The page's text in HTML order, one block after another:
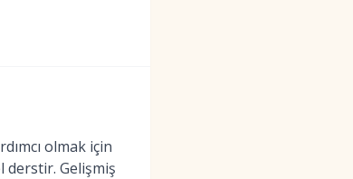
olmak için
derstir. Gelişmiş